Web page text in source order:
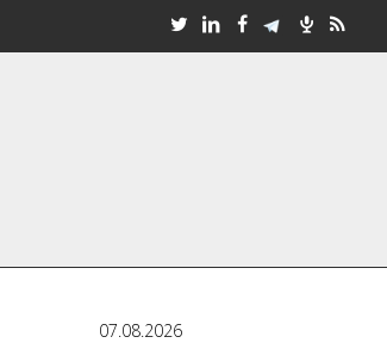
07.08.2026